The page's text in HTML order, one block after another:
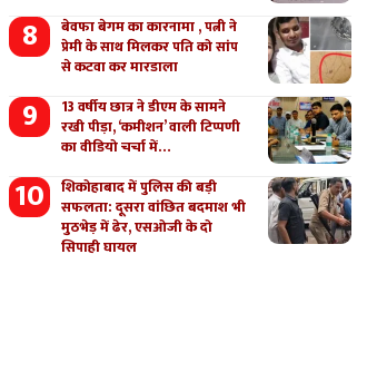
बेवफा बेगम का कारनामा , पत्नी ने
प्रेमी के साथ मिलकर पति को सांप
से कटवा कर मारडाला
13 वर्षीय छात्र ने डीएम के सामने
रखी पीड़ा, ‘कमीशन’ वाली टिप्पणी
का वीडियो चर्चा में…
शिकोहाबाद में पुलिस की बड़ी
सफलता: दूसरा वांछित बदमाश भी
मुठभेड़ में ढेर, एसओजी के दो
सिपाही घायल